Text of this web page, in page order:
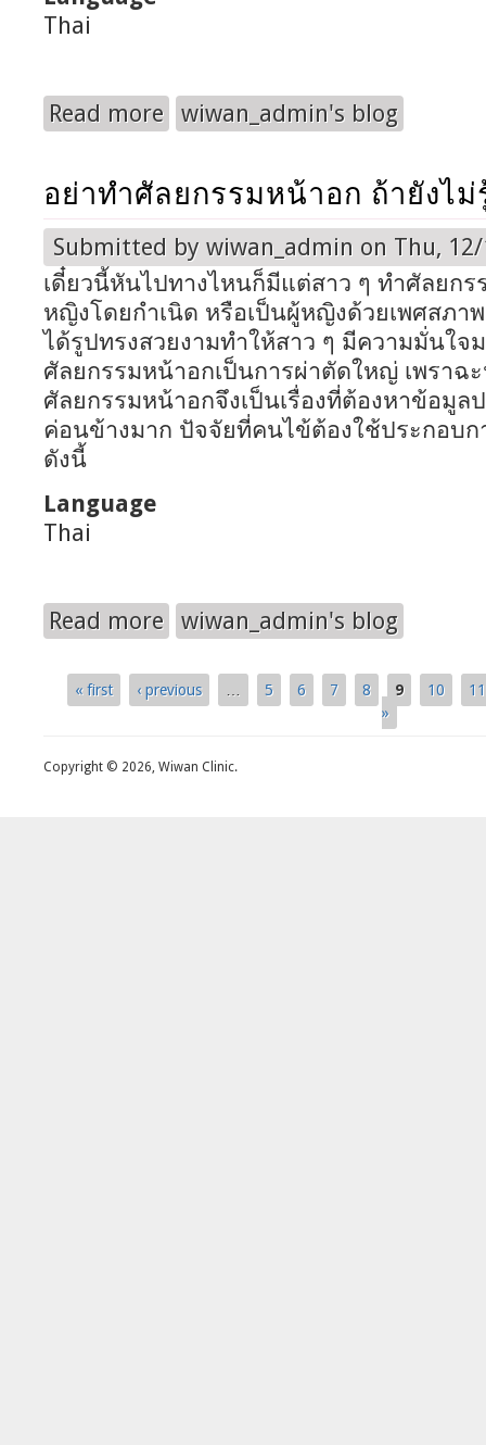
Thai
Read more about เลสิกตา คืออะไร แก้ปัญหาสายตาได้จริงห
wiwan_admin's blog
อย่าทำศัลยกรรมหน้าอก ถ้ายังไม่
Submitted by wiwan_admin on Thu,
เดี๋ยวนี้หันไปทางไหนก็มีแต่สาว ๆ ทำศัลยก
หญิงโดยกำเนิด หรือเป็นผู้หญิงด้วยเพศสภา
ได้รูปทรงสวยงามทำให้สาว ๆ มีความมั่นใจ
ศัลยกรรมหน้าอกเป็นการผ่าตัดใหญ่ เพราฉ
ศัลยกรรมหน้าอกจึงเป็นเรื่องที่ต้องหาข้อมูล
ค่อนข้างมาก ปัจจัยที่คนไข้ต้องใช้ประกอบ
ดังนี้
Language
Thai
Read more about อย่าทำศัลยกรรมหน้าอก ถ้ายังไม่รู้เรื่องเห
wiwan_admin's blog
Pages
« first ‹ previous 5 6 7 8 9 10
11
»
Copyright © 2026, Wiwan Clinic.